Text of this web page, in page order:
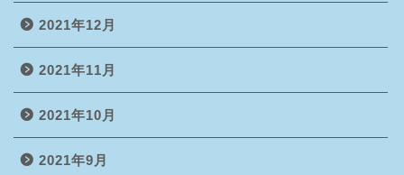
2021年12月
2021年11月
2021年10月
2021年9月